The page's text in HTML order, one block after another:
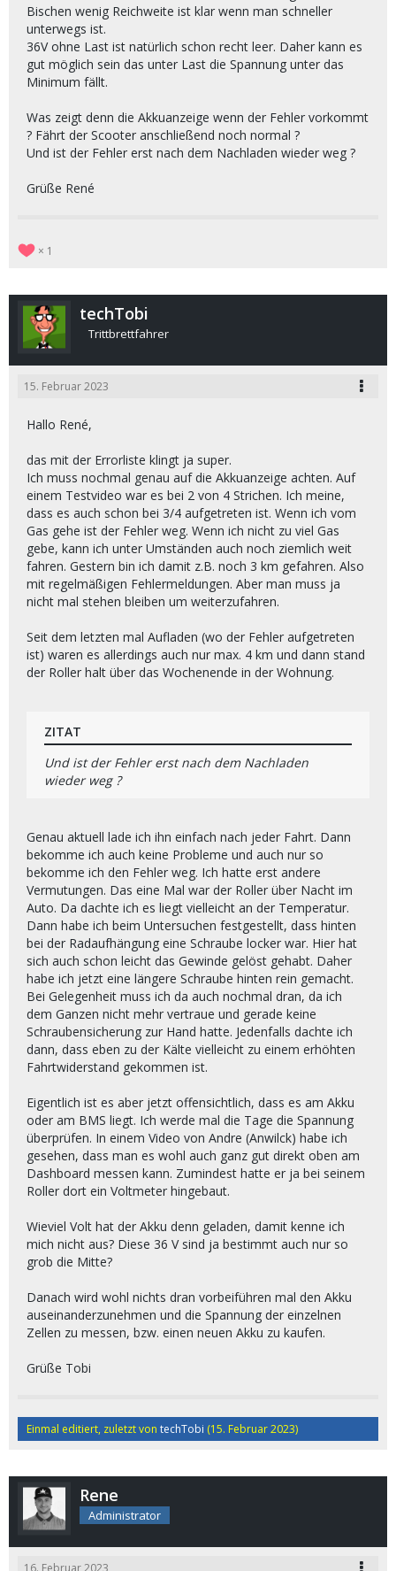
Bischen wenig Reichweite ist klar wenn man schneller
unterwegs ist.
36V ohne Last ist natürlich schon recht leer. Daher kann es
gut möglich sein das unter Last die Spannung unter das
Minimum fällt.
Was zeigt denn die Akkuanzeige wenn der Fehler vorkommt
? Fährt der Scooter anschließend noch normal ?
Und ist der Fehler erst nach dem Nachladen wieder weg ?
Grüße René
1
techTobi
Trittbrettfahrer
15. Februar 2023
Hallo René,
das mit der Errorliste klingt ja super.
Ich muss nochmal genau auf die Akkuanzeige achten. Auf
einem Testvideo war es bei 2 von 4 Strichen. Ich meine,
dass es auch schon bei 3/4 aufgetreten ist. Wenn ich vom
Gas gehe ist der Fehler weg. Wenn ich nicht zu viel Gas
gebe, kann ich unter Umständen auch noch ziemlich weit
fahren. Gestern bin ich damit z.B. noch 3 km gefahren. Also
mit regelmäßigen Fehlermeldungen. Aber man muss ja
nicht mal stehen bleiben um weiterzufahren.
Seit dem letzten mal Aufladen (wo der Fehler aufgetreten
ist) waren es allerdings auch nur max. 4 km und dann stand
der Roller halt über das Wochenende in der Wohnung.
ZITAT
Und ist der Fehler erst nach dem Nachladen
wieder weg ?
Genau aktuell lade ich ihn einfach nach jeder Fahrt. Dann
bekomme ich auch keine Probleme und auch nur so
bekomme ich den Fehler weg. Ich hatte erst andere
Vermutungen. Das eine Mal war der Roller über Nacht im
Auto. Da dachte ich es liegt vielleicht an der Temperatur.
Dann habe ich beim Untersuchen festgestellt, dass hinten
bei der Radaufhängung eine Schraube locker war. Hier hat
sich auch schon leicht das Gewinde gelöst gehabt. Daher
habe ich jetzt eine längere Schraube hinten rein gemacht.
Bei Gelegenheit muss ich da auch nochmal dran, da ich
dem Ganzen nicht mehr vertraue und gerade keine
Schraubensicherung zur Hand hatte. Jedenfalls dachte ich
dann, dass eben zu der Kälte vielleicht zu einem erhöhten
Fahrtwiderstand gekommen ist.
Eigentlich ist es aber jetzt offensichtlich, dass es am Akku
oder am BMS liegt. Ich werde mal die Tage die Spannung
überprüfen. In einem Video von Andre (Anwilck) habe ich
gesehen, dass man es wohl auch ganz gut direkt oben am
Dashboard messen kann. Zumindest hatte er ja bei seinem
Roller dort ein Voltmeter hingebaut.
Wieviel Volt hat der Akku denn geladen, damit kenne ich
mich nicht aus? Diese 36 V sind ja bestimmt auch nur so
grob die Mitte?
Danach wird wohl nichts dran vorbeiführen mal den Akku
auseinanderzunehmen und die Spannung der einzelnen
Zellen zu messen, bzw. einen neuen Akku zu kaufen.
Grüße Tobi
Einmal editiert, zuletzt von techTobi (15. Februar 2023)
Rene
Administrator
16. Februar 2023